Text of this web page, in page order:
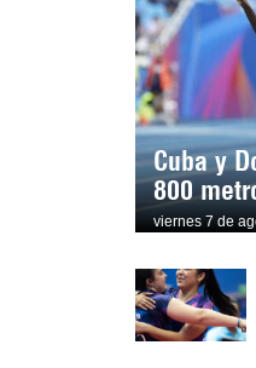
Cuba y
800
viernes 7 de